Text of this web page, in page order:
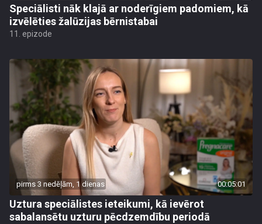
Speciālisti nāk klajā ar noderīgiem padomiem, kā
izvēlēties žalūzijas bērnistabai
11. epizode
pirms 3 nedēļām, 1 dienas 00:05:01
Uztura speciālistes ieteikumi, kā ievērot
sabalansētu uzturu pēcdzemdību periodā